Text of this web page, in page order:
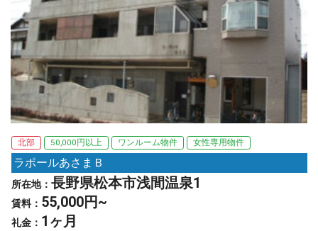
北部 50,000円以上 ワンルーム物件 女性専用物件
ラポールあさまＢ
所在地： 長野県松本市浅間温泉1
賃料： 55,000円~
礼金： 1ヶ月